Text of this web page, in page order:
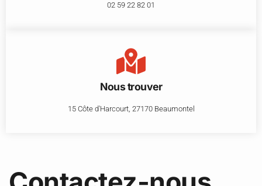
02 59 22 82 01
Nous trouver
15 Côte d'Harcourt, 27170 Beaumontel